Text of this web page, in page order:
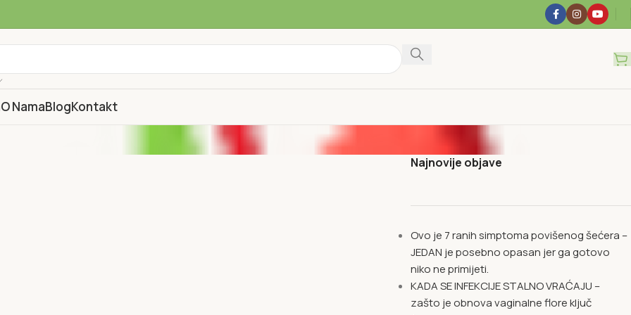
O NamaBlogKontakt
Najnovije objave
Ovo je 7 ranih simptoma povišenog šećera –
JEDAN je posebno opasan jer ga gotovo
niko ne primijeti.
KADA SE INFEKCIJE STALNO VRAĆAJU –
zašto je obnova vaginalne flore ključ